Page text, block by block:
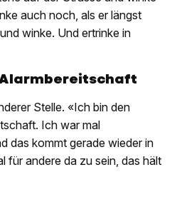
auch noch, als er längst
winke. Und ertrinke in
Stelle. «Ich bin den
Ich war mal
das kommt gerade wieder in
für andere da zu sein, das hält